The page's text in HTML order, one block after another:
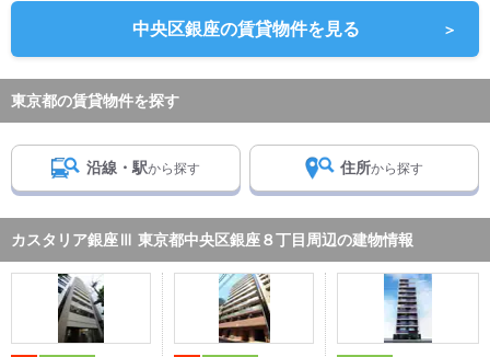
中央区銀座の賃貸物件を見る ＞
東京都の賃貸物件を探す
沿線・駅から探す 住所から探す
カスタリア銀座Ⅲ 東京都中央区銀座８丁目周辺の建物情報